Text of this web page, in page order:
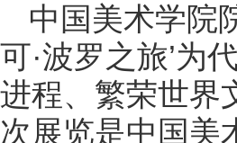
中国美术学院
可·波罗之旅’为
进程、繁荣世界
次展览是中国美